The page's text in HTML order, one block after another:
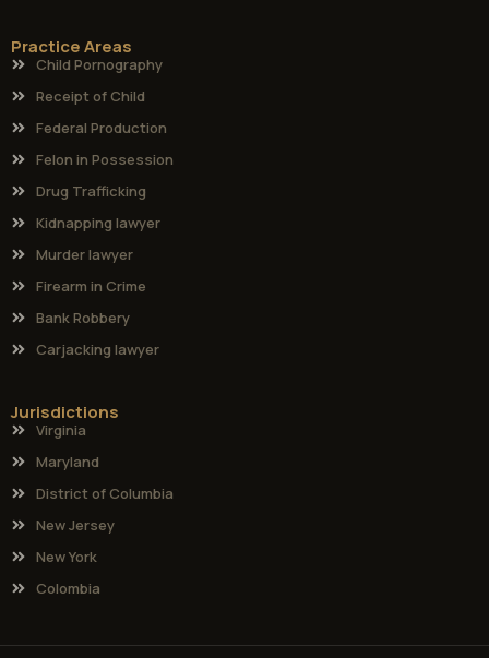
Practice Areas
Child Pornography
Receipt of Child
Federal Production
Felon in Possession
Drug Trafficking
Kidnapping lawyer
Murder lawyer
Firearm in Crime
Bank Robbery
Carjacking lawyer
Jurisdictions
Virginia
Maryland
District of Columbia
New Jersey
New York
Colombia